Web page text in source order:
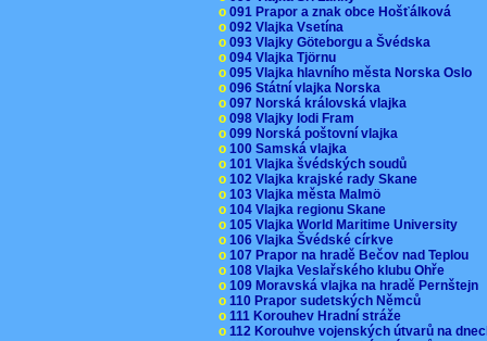
o 091 Prapor a znak obce Hošťálková
o 092 Vlajka Vsetína
o 093 Vlajky Göteborgu a Švédska
o 094 Vlajka Tjörnu
o 095 Vlajka hlavního města Norska Oslo
o 096 Státní vlajka Norska
o 097 Norská královská vlajka
o 098 Vlajky lodi Fram
o 099 Norská poštovní vlajka
o 100 Samská vlajka
o 101 Vlajka švédských soudů
o 102 Vlajka krajské rady Skane
o 103 Vlajka města Malmö
o 104 Vlajka regionu Skane
o 105 Vlajka World Maritime University
o 106 Vlajka Švédské církve
o 107 Prapor na hradě Bečov nad Teplou
o 108 Vlajka Veslařského klubu Ohře
o 109 Moravská vlajka na hradě Pernštejn
o 110 Prapor sudetských Němců
o 111 Korouhev Hradní stráže
o 112 Korouhve vojenských útvarů na